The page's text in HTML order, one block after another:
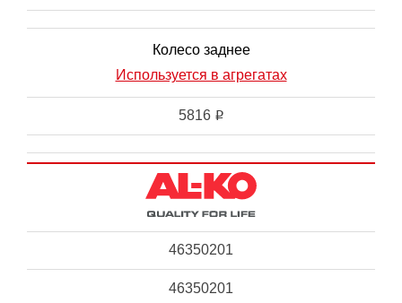
Колесо заднее
Используется в агрегатах
5816 i
46350201
46350201